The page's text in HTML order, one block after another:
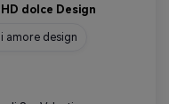
dolce Design
amore design